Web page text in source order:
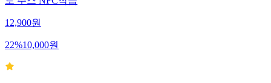
12,900원
22%10,000원